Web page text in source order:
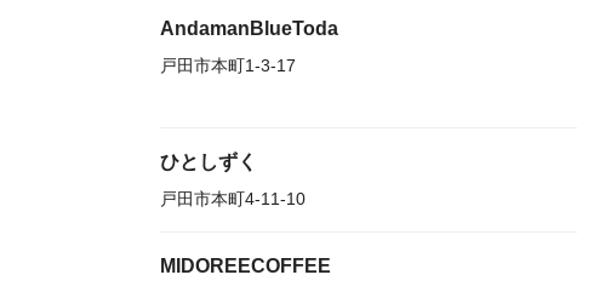
AndamanBlueToda
戸田市本町1-3-17
ひとしずく
戸田市本町4-11-10
MIDOREECOFFEE